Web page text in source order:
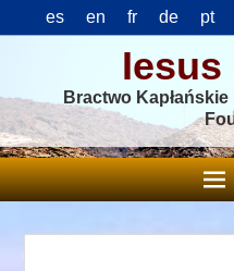
es en fr de pt
Iesus
Bractwo